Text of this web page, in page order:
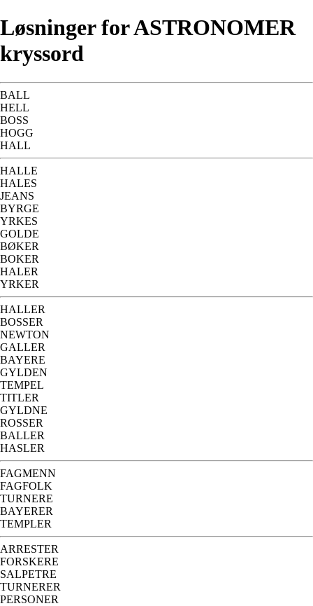
Løsninger for ASTRONOMER
kryssord
BALL
HELL
BOSS
HOGG
HALL
HALLE
HALES
JEANS
BYRGE
YRKES
GOLDE
BØKER
BOKER
HALER
YRKER
HALLER
BOSSER
NEWTON
GALLER
BAYERE
GYLDEN
TEMPEL
TITLER
GYLDNE
ROSSER
BALLER
HASLER
FAGMENN
FAGFOLK
TURNERE
BAYERER
TEMPLER
ARRESTER
FORSKERE
SALPETRE
TURNERER
PERSONER